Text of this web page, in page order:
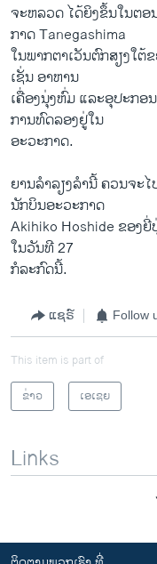
ພາສາຕ່າງໆ
ຈະ​ຫລວດ ​ໄດ້​ຍິງຂຶ້ນ​ໃນ​ຕອ
ກາດ Tanegashima ​
ໃນພາກ​ຕາ​ເວັນ​ຕົກ​ສຽງ​ໃຕ້​
ເຊັ່ນ ອາຫານ ​
ເຄື່ອງນຸ່ງ​ຫົ່ມ ​ແລະ​ອຸປະກອ
ການ​ທົດ​ລອງຢູ່​ໃນ​
ອະວະກາດ.
ຍານ​ລຳລຽງ​ລຳ​ນີ້ ຄວນ​ຈະ​
ນັກ​ບິນອະວະກາດ
Akihiko Hoshide ຂອງ
ໃນ​ວັນທີ 27
ກໍລະກົດ​ນີ້.
ແຊຣ໌ Follow
This item is part of
ຂ່າວ
ເອເຊຍ
Links